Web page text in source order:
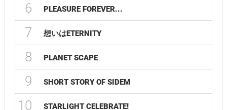
6 PLEASURE FOREVER...
7 想いはETERNITY
8 PLANET SCAPE
9 SHORT STORY OF SIDEM
10 STARLIGHT CELEBRATE!